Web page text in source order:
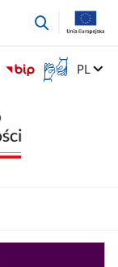
przejdź
Otwórz
okno
Zmień
PL